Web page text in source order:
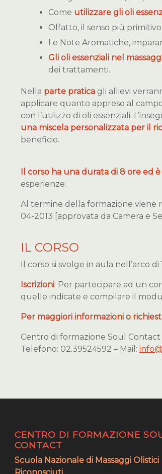
Come utilizzare gli oli
Olfatto, il senso più primitivo
Le Note Aromatiche,
Gli oli essenziali nel
dei trattamenti.
Nella parte pratica gli allievi
applicare quanto appreso al
con l’utilizzo di oli essenziali.
una miscela personalizzata per il
beneficio.
Il corso ha una durata di 8 ore ed
esperienze.
Al termine della formazione viene
04-2013 [approvata da Camera e
IL CORSO
Il corso si svolge in aula nell’arco di
Iscrizioni: Per partecipare ad un
quelle indicate e compilare il
Per maggiori informazioni o
Centro di formazione Soul Contact
Telefono: 02.39524592 – Mail:
CENTRO DI FORMAZIONE
CONTACT
Scuola Nazionale di Massaggi Olistici